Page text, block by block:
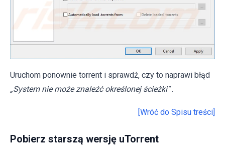
Uruchom ponownie torrent i sprawdź, czy to naprawi błąd
„System nie może znaleźć określonej ścieżki" .
[Wróć do Spisu treści]
Pobierz starszą wersję uTorrent